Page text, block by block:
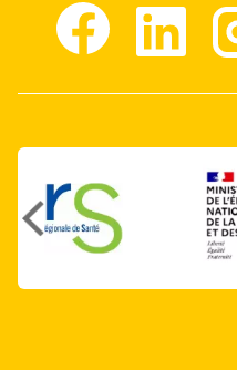
Facebook Linkedin